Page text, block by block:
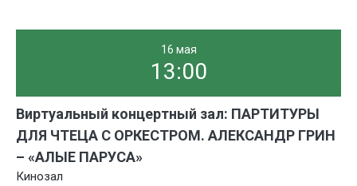
16 мая
13:00
Виртуальный концертный зал: ПАРТИТУРЫ
ДЛЯ ЧТЕЦА С ОРКЕСТРОМ. АЛЕКСАНДР ГРИН
– «АЛЫЕ ПАРУСА»
Кинозал